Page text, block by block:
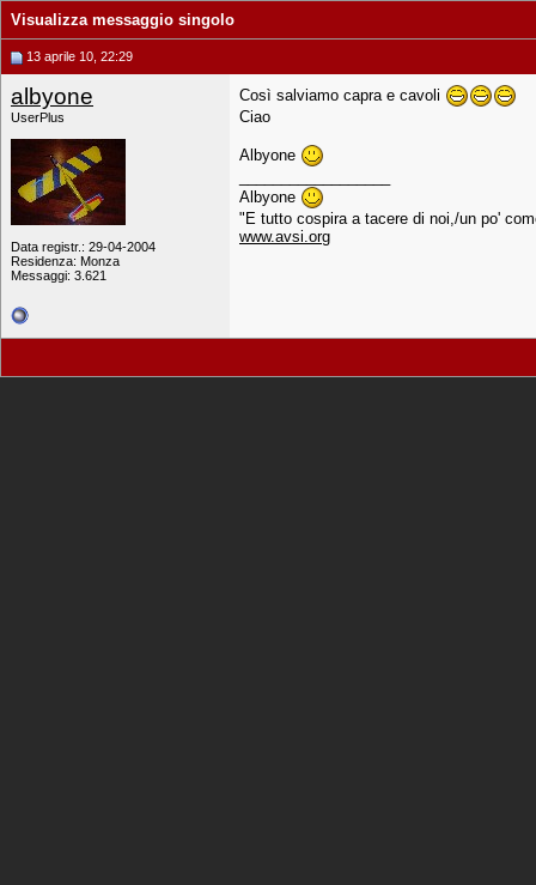
Visualizza messaggio singolo
13 aprile 10, 22:29
albyone
UserPlus
Data registr.: 29-04-2004
Residenza: Monza
Messaggi: 3.621
Così salviamo capra e cavoli
Ciao
Albyone
Albyone
"E tutto cospira a tacere di noi,/un po'
www.avsi.org